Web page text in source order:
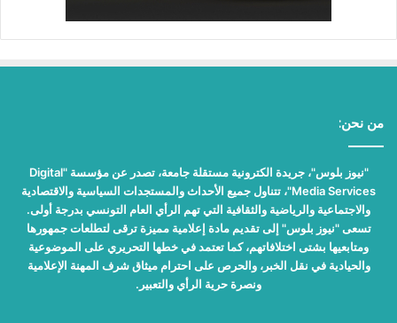
من نحن:
"نيوز بلوس"، جريدة الكترونية مستقلة جامعة، تصدر عن مؤسسة "Digital
Media Services"، تتناول جميع الأحداث والمستجدات السياسية والاقتصادية
والاجتماعية والرياضية والثقافية التي تهم الرأي العام التونسي بدرجة أولى.
تسعى "نيوز بلوس" إلى تقديم مادة إعلامية مميزة ترقى لتطلعات جمهورها
ومتابعيها بشتى اختلافاتهم، كما تعتمد في خطها التحريري على الموضوعية
والحيادية في نقل الخبر، والحرص على احترام ميثاق شرف المهنة الإعلامية
ونصرة حرية الرأي والتعبير.